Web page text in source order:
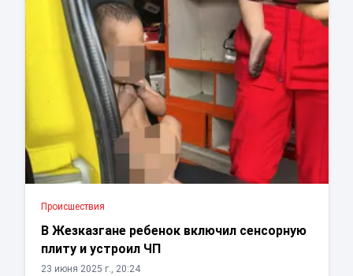
Проиcшествия
В Жезказгане ребенок включил сенсорную
плиту и устроил ЧП
23 июня 2025 г., 20:24